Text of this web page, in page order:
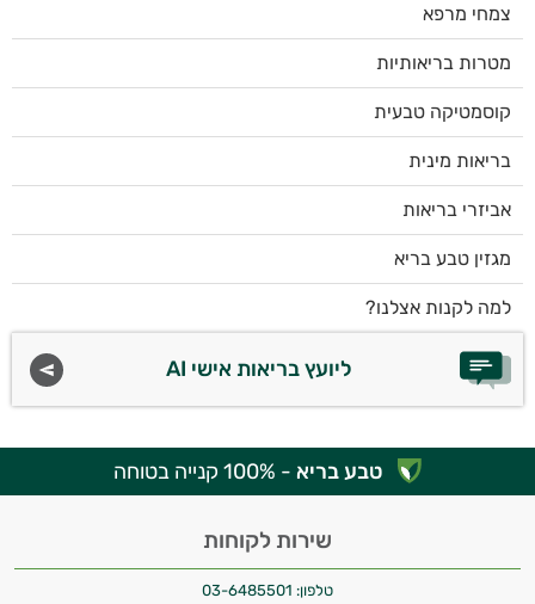
צמחי מרפא
מטרות בריאותיות
קוסמטיקה טבעית
בריאות מינית
אביזרי בריאות
מגזין טבע בריא
למה לקנות אצלנו?
ליועץ בריאות אישי AI
טבע בריא - 100% קנייה בטוחה
שירות לקוחות
טלפון: 03-6485501